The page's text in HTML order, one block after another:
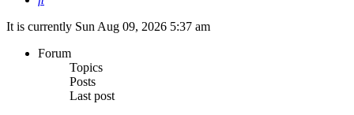
It is currently Sun Aug 09, 2026 5:37 am
Forum
Topics
Posts
Last post